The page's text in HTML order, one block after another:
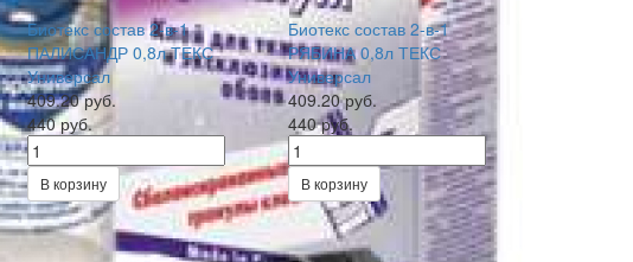
Биотекс состав 2-в-1
ПАЛИСАНДР 0,8л ТЕКС
Универсал
409.20 руб.
440 руб.
В корзину
Биотекс состав 2-в-1
РЯБИНА 0,8л ТЕКС
Универсал
409.20 руб.
440 руб.
В корзину